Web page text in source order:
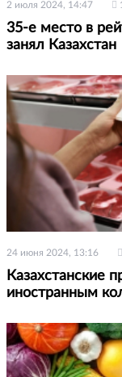
2 июля 2024, 14:47
35-е место в
занял Казахстан
24 июня 2024, 13:16
Казахстанские
иностранным